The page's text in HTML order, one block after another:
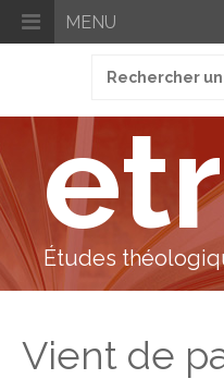
MENU
pour
etr
Études
Vient de